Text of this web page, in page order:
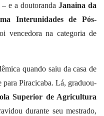
– e a doutoranda Janaina da
Interunidades de Pós-
vencedora na categoria de
quando saiu da casa de
para Piracicaba. Lá, graduou-
Superior de Agricultura
durante seu mestrado,